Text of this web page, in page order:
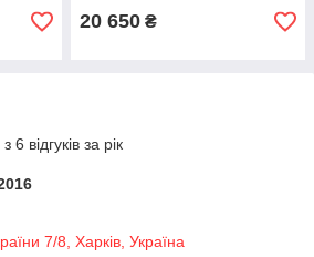
20 650 ₴
відгуків за рік
7/8, Харків, Україна